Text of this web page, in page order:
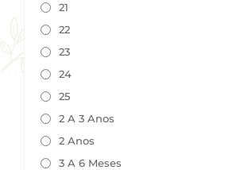
21
22
23
24
25
2 A 3 Anos
2 Anos
3 A 6 Meses